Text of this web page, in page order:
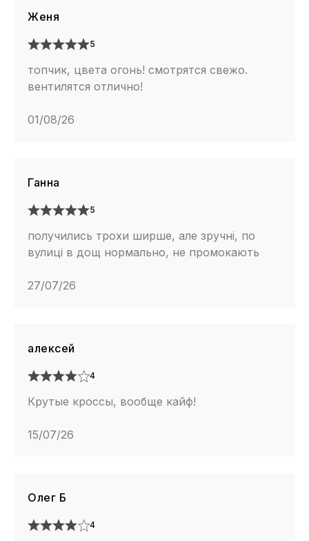
Женя
5
топчик, цвета огонь! смотрятся свежо.
вентилятся отлично!
01/08/26
Ганна
5
получились трохи ширше, але зручні, по
вулиці в дощ нормально, не промокають
27/07/26
алексей
4
Крутые кроссы, вообще кайф!
15/07/26
Олег Б
4